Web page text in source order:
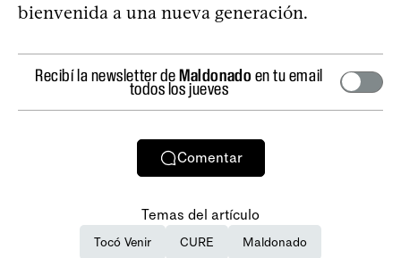
bienvenida a una nueva generación.
Recibí la newsletter deMaldonado en tu email
todos los jueves
Comentar
Temas del artículo
Tocó Venir CURE Maldonado